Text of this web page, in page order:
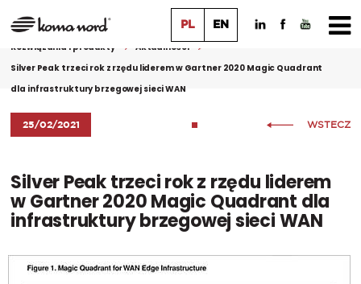
PL EN
Rozwiązania i produkty
Aktualności
Silver Peak trzeci rok z rzędu liderem w Gartner 2020 Magic Quadrant
dla infrastruktury brzegowej sieci WAN
25/02/2021 WSTECZ
Silver Peak trzeci rok z rzędu liderem
w Gartner 2020 Magic Quadrant dla
infrastruktury brzegowej sieci WAN